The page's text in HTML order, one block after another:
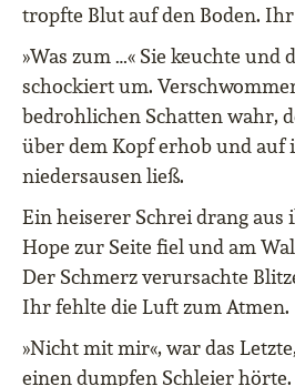
tropfte Blut auf den Boden.
»Was zum …« Sie keuchte und
schockiert um.
bedrohlichen Schatten wahr,
über dem Kopf erhob und auf
niedersausen ließ.
Ein heiserer Schrei drang aus
Hope zur Seite fiel und am
Der Schmerz verursachte
Ihr fehlte die Luft zum Atmen.
»Nicht mit mir«, war das
einen dumpfen Schleier